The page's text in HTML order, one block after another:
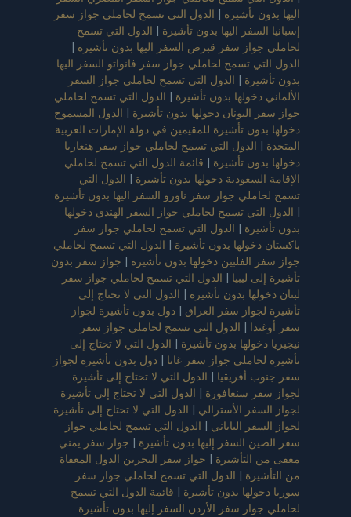
اليها بدون تأشيرة | الدول التي تسمح لحاملي جواز سفر
إسبانيا السفر اليها بدون تأشيرة | الدول التي تسمح
لحاملي جواز سفر قبرص السفر اليها بدون تأشيرة |
الدول التي تسمح لحاملي جواز سفر فانواتو السفر اليها
بدون تأشيرة | الدول التي تسمح لحاملي جواز السفر
الألماني دخولها بدون تأشيرة | الدول التي تسمح لحاملي
جواز سفر اليونان دخولها بدون تأشيرة | الدول المسموح
دخولها بدون تأشيرة للمقيمين في دولة الإمارات العربية
المتحدة | الدول التي تسمح لحاملي جواز سفر هنغاريا
دخولها بدون تأشيرة | قائمة الدول التي تسمح لحاملي
الإقامة السعودية دخولها بدون تأشيرة | الدول التي
تسمح لحاملي جواز سفر ناورو السفر اليها بدون تأشيرة
| الدول التي تسمح لحاملي جواز السفر الهندي دخولها
بدون تأشيرة | الدول التي تسمح لحاملي جواز سفر
باكستان دخولها بدون تأشيرة | الدول التي تسمح لحاملي
جواز سفر الفلبين دخولها بدون تأشيرة | جواز سفر بدون
تأشيرة إلى ليبيا | الدول التي تسمح لحاملي جواز سفر
لبنان دخولها بدون تأشيرة | الدول التي لا تحتاج إلى
تأشيرة لجواز سفر العراق | دول بدون تأشيرة لجواز
سفر أوغندا | الدول التي تسمح لحاملي جواز سفر
نيجيريا دخولها بدون تأشيرة | الدول التي لا تحتاج إلى
تأشيرة لحاملي جواز سفر غانا | دول بدون تأشيرة لجواز
سفر جنوب أفريقيا | الدول التي لا تحتاج إلى تأشيرة
لجواز سفر سنغافورة | الدول التي لا تحتاج إلى تأشيرة
لجواز السفر الأسترالي | الدول التي لا تحتاج إلى تأشيرة
لجواز السفر الياباني | الدول التي تسمح لحاملي جواز
سفر الصين السفر إليها بدون تأشيرة | جواز سفر يمني
معفى من التأشيرة | جواز سفر البحرين الدول المعفاة
من التأشيرة | الدول التي تسمح لحاملي جواز سفر
سوريا دخولها بدون تأشيرة | قائمة الدول التي تسمح
لحاملي جواز سفر الأردن السفر إليها بدون تأشيرة